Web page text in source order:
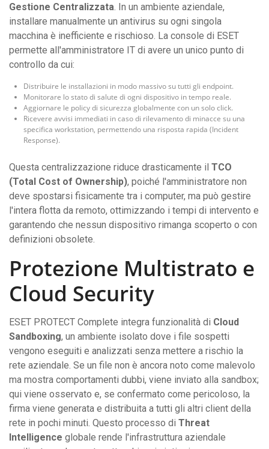
Gestione Centralizzata. In un ambiente aziendale,
installare manualmente un antivirus su ogni singola
macchina è inefficiente e rischioso. La console di ESET
permette all'amministratore IT di avere un unico punto di
controllo da cui:
Distribuire le installazioni in modo massivo su tutti gli endpoint.
Monitorare lo stato di salute di ogni dispositivo in tempo reale.
Aggiornare le policy di sicurezza globalmente con un solo click.
Ricevere avvisi immediati in caso di rilevamento di minacce su una
specifica workstation, permettendo una risposta rapida (Incident
Response).
Questa centralizzazione riduce drasticamente il TCO
(Total Cost of Ownership), poiché l'amministratore non
deve spostarsi fisicamente tra i computer, ma può gestire
l'intera flotta da remoto, ottimizzando i tempi di intervento e
garantendo che nessun dispositivo rimanga scoperto o con
definizioni obsolete.
Protezione Multistrato e
Cloud Security
ESET PROTECT Complete integra funzionalità di Cloud
Sandboxing, un ambiente isolato dove i file sospetti
vengono eseguiti e analizzati senza mettere a rischio la
rete aziendale. Se un file non è ancora noto come malevolo
ma mostra comportamenti dubbi, viene inviato alla sandbox;
qui viene osservato e, se confermato come pericoloso, la
firma viene generata e distribuita a tutti gli altri client della
rete in pochi minuti. Questo processo di Threat
Intelligence globale rende l'infrastruttura aziendale